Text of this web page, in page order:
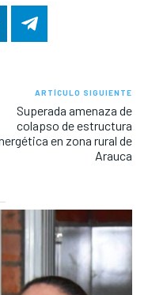
ARTÍCULO SIGUIENTE
Superada amenaza de
colapso de estructura
en zona rural de
Arauca